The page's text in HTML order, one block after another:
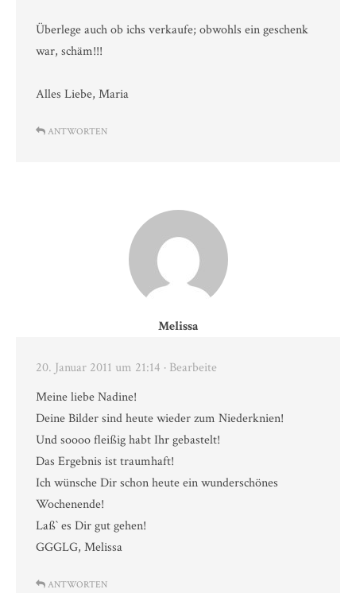
Überlege auch ob ichs verkaufe; obwohls ein geschenk
war, schäm!!!
Alles Liebe, Maria
ANTWORTEN
Melissa
20. Januar 2011 um 21:14 · Bearbeite
Meine liebe Nadine!
Deine Bilder sind heute wieder zum Niederknien!
Und soooo fleißig habt Ihr gebastelt!
Das Ergebnis ist traumhaft!
Ich wünsche Dir schon heute ein wunderschönes
Wochenende!
Laß` es Dir gut gehen!
GGGLG, Melissa
ANTWORTEN